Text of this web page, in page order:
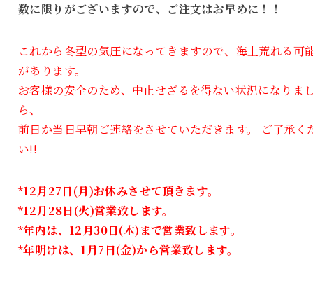
数に限りがございますので、ご注文はお早めに！！
これから冬型の気圧になってきますので、海上荒れる可
があります。
お客様の安全のため、中止せざるを得ない状況になりま
ら、
前日か当日早朝ご連絡をさせていただきます。 ご了承く
い!!
*12月27日(月)お休みさせて頂きます。
*12月28日(火)営業致します。
*年内は、12月30日(木)まで営業致します。
*年明けは、1月7日(金)から営業致します。